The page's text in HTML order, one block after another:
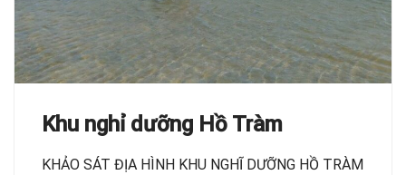
Khu nghỉ dưỡng Hồ Tràm
KHẢO SÁT ĐỊA HÌNH KHU NGHĨ DƯỠNG HỒ TRÀM